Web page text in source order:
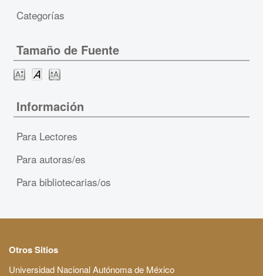
Categorías
Tamaño de Fuente
Información
Para Lectores
Para autoras/es
Para bibliotecarias/os
Otros Sitios
Universidad Nacional Autónoma de México